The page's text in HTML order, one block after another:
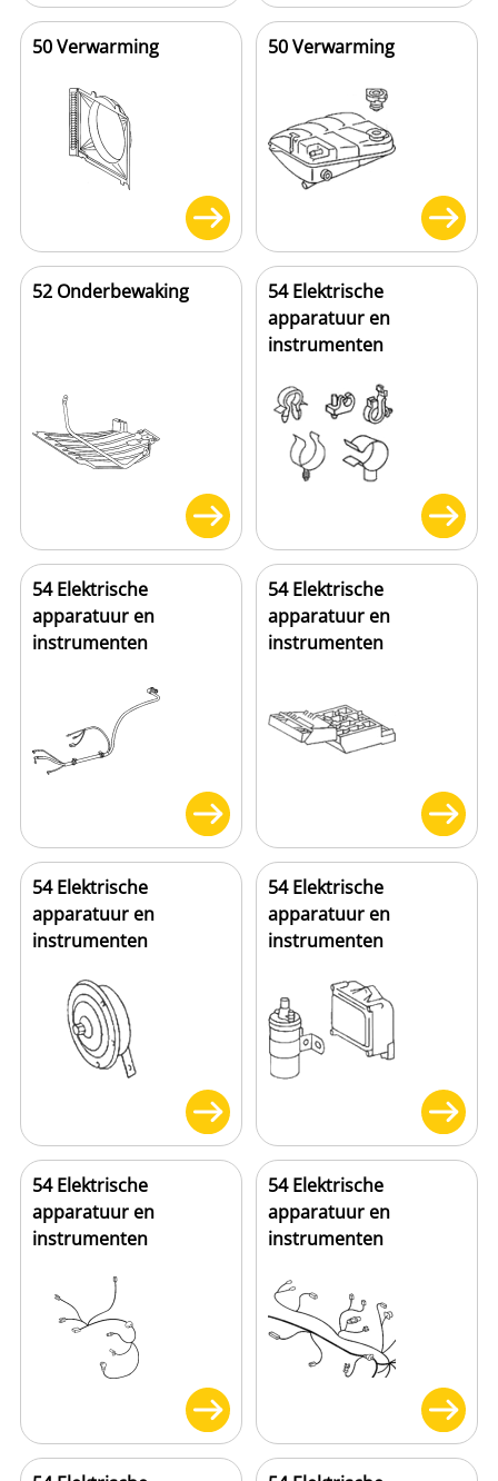
50 Verwarming 50 Verwarming
52 Onderbewaking
54 Elektrische
apparatuur en
instrumenten
54 Elektrische
apparatuur en
instrumenten
54 Elektrische
apparatuur en
instrumenten
54 Elektrische
apparatuur en
instrumenten
54 Elektrische
apparatuur en
instrumenten
54 Elektrische
apparatuur en
instrumenten
54 Elektrische
apparatuur en
instrumenten